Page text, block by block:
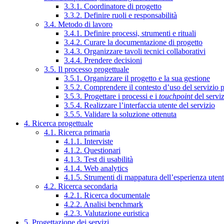
3.3.1. Coordinatore di progetto
3.3.2. Definire ruoli e responsabilità
3.4. Metodo di lavoro
3.4.1. Definire processi, strumenti e rituali
3.4.2. Curare la documentazione di progetto
3.4.3. Organizzare tavoli tecnici collaborativi
3.4.4. Prendere decisioni
3.5. Il processo progettuale
3.5.1. Organizzare il progetto e la sua gestione
3.5.2. Comprendere il contesto d’uso del servizio
3.5.3. Progettare i processi e i touchpointdel
3.5.4. Realizzare l’interfaccia utente del servizio
3.5.5. Validare la soluzione ottenuta
4. Ricerca progettuale
4.1. Ricerca primaria
4.1.1. Interviste
4.1.2. Questionari
4.1.3. Test di usabilità
4.1.4. Web analytics
4.1.5. Strumenti di mappatura dell’esperienza
4.2. Ricerca secondaria
4.2.1. Ricerca documentale
4.2.2. Analisi benchmark
4.2.3. Valutazione euristica
5. Progettazione dei servizi